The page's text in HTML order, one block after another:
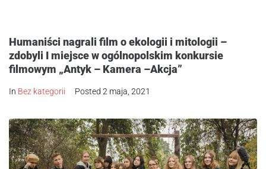
Humaniści nagrali film o ekologii i mitologii –
zdobyli I miejsce w ogólnopolskim konkursie
filmowym „Antyk – Kamera –Akcja”
In Bez kategorii Posted 2 maja, 2021